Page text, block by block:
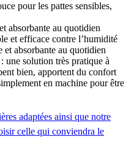
pour les pattes sensibles,
absorbante au quotidien
et efficace contre l’humidité
et absorbante au quotidien
: une solution très pratique à
bien, apportent du confort
en machine pour être
adaptées ainsi que notre
celle qui conviendra le